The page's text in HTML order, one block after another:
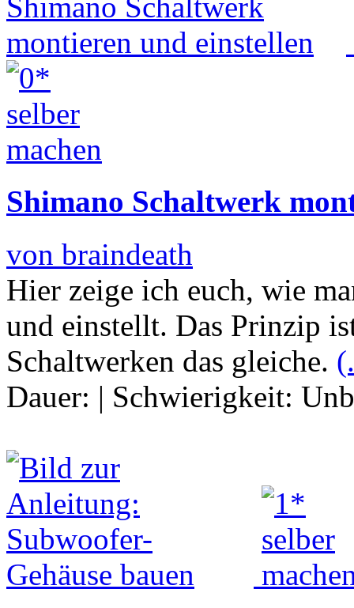
Shimano Schaltwerk
von braindeath
Hier zeige ich euch, wie
und einstellt. Das Prinzip
Schaltwerken das gleiche.
Dauer: | Schwierigkeit: